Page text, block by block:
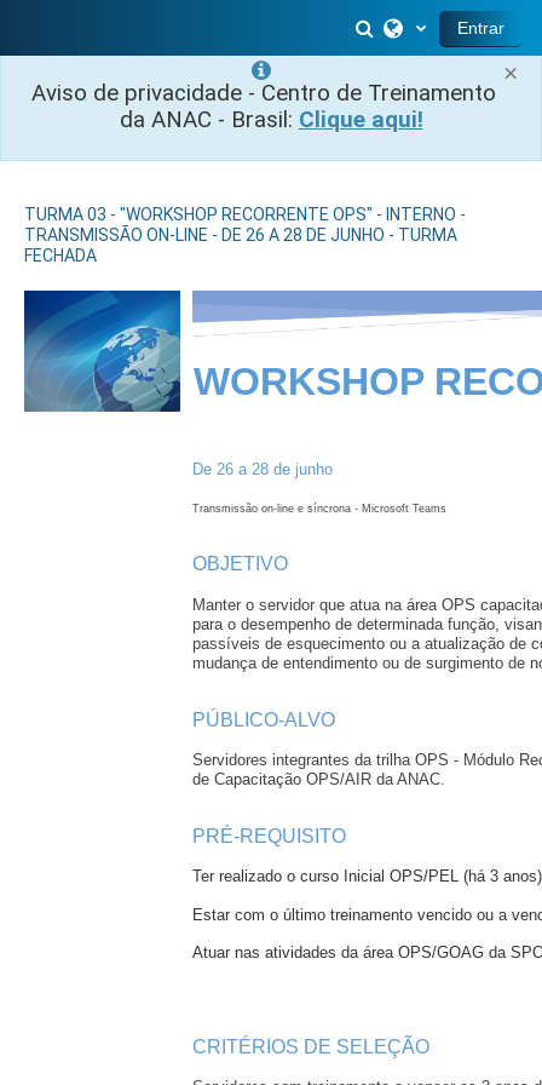
×
Aviso de privacidade - Centro de Treinamento
da ANAC - Brasil: Clique aqui!
Alternar entrada
Entrar
TURMA 03 - "WORKSHOP RECORRENTE OPS" - INTERNO -
TRANSMISSÃO ON-LINE - DE 26 A 28 DE JUNHO - TURMA
FECHADA
WORKSHOP
De 26 a 28 de junho
Transmissão on-line e síncrona - Microsoft Teams
OBJETIVO
Manter o servidor que atua na área OPS
para o desempenho de determinada função,
passíveis de esquecimento ou a atualização de
mudança de entendimento ou de surgimento de
PÚBLICO-ALVO
Servidores integrantes da trilha OPS - Módulo
de Capacitação OPS/AIR da ANAC.
PRÉ-REQUISITO
Ter realizado o curso Inicial OPS/PEL (há 3
Estar com o último treinamento vencido ou a
Atuar nas atividades da área OPS/GOAG da
CRITÉRIOS DE SELEÇÃO